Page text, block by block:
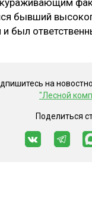
бывший
был
на
"Лесной
Поделиться